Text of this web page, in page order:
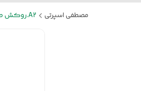
مصطفی اسپرتی A2.روکش صندلی